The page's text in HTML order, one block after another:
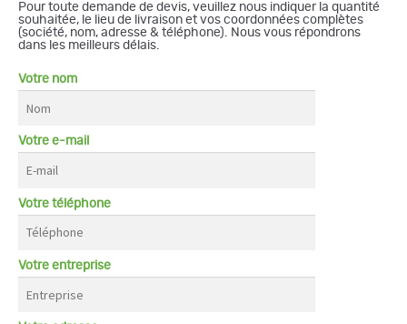
Pour toute demande de devis, veuillez nous indiquer la quantité
souhaitée, le lieu de livraison et vos coordonnées complètes
(société, nom, adresse & téléphone). Nous vous répondrons
dans les meilleurs délais.
Votre nom
Votre e-mail
Votre téléphone
Votre entreprise